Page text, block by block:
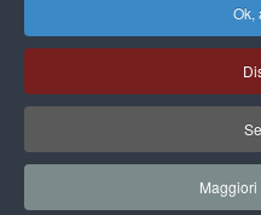
Ok,
L’AI supporta la stesura
viaggiatore, dalla raccolta